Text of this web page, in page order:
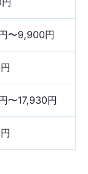
〜9,900円
〜17,930円